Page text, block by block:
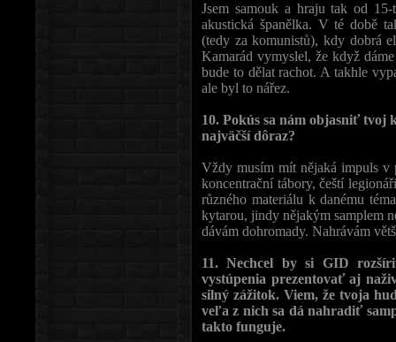
Jsem samouk a hraju tak od
akustická španělka. V té době
(tedy za komunistů), kdy dobrá
Kamarád vymyslel, že když
bude to dělat rachot. A takhle
ale byl to nářez.
10. Pokús sa nám objasniť tvoj
najväčší dôraz?
Vždy musím mít nějaká impuls v
koncentrační tábory, čeští
různého materiálu k danému
kytarou, jindy nějakým samplem
dávám dohromady. Nahrávám
11. Nechcel by si GID
vystúpenia prezentovať aj
silný zážitok. Viem, že tvoja
veľa z nich sa dá nahradiť
takto funguje.